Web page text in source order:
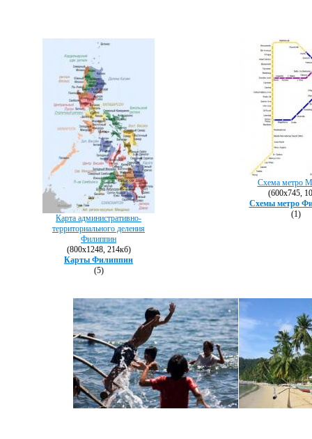
Карта административно-
территориального деления
Филиппин
(800х1248, 214кб)
Карты Филиппин
(5)
Схема метро
(600х745,
Схемы метро
(1)